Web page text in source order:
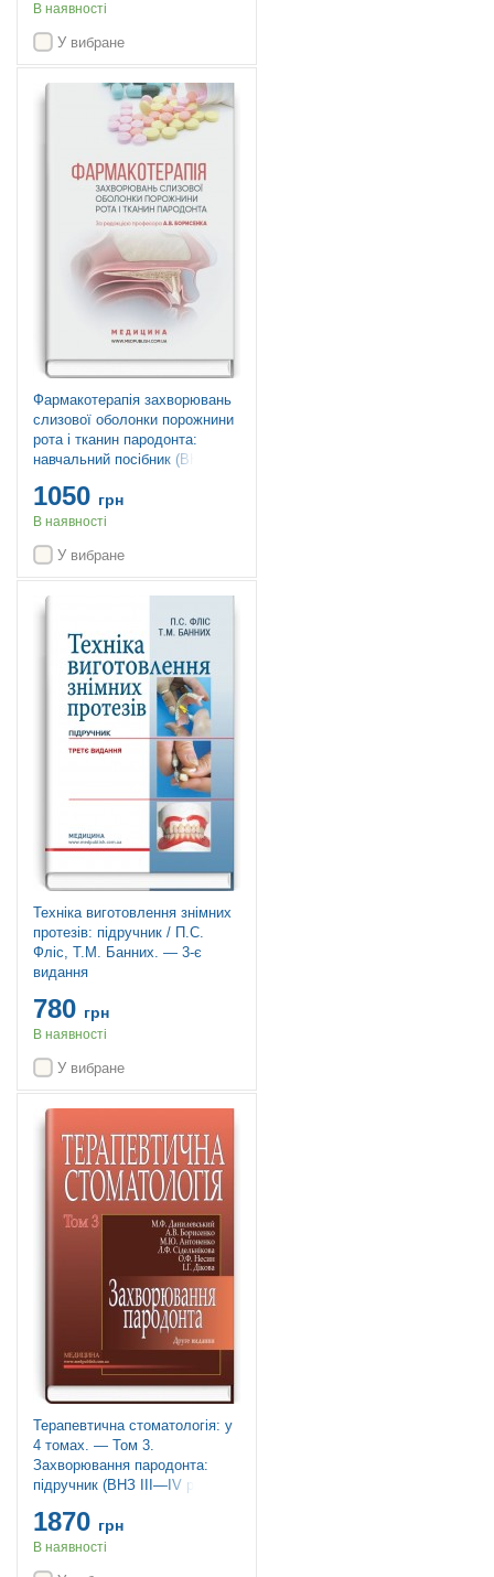
В наявності
У вибране
Фармакотерапія захворювань
слизової оболонки порожнини
рота і тканин пародонта:
навчальний посібник (ВНЗ IV
Данилевский, М.А. Мохорт та
ін.; за ред. А.В. Борисенка
1050 грн
В наявності
У вибране
Техніка виготовлення знімних
протезів: підручник / П.С.
Фліс, Т.М. Банних. — 3-є
видання
780 грн
В наявності
У вибране
Терапевтична стоматологія: у
4 томах. — Том 3.
Захворювання пародонта:
підручник (ВНЗ ІІІ—ІV р. а.) /
Борисенко, М.Ю. Антоненко та
ін.; за ред. А.В. Борисенка. —
1870 грн
В наявності